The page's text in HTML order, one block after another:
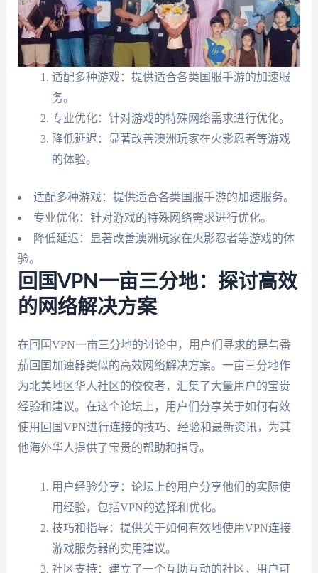
适配多种游戏：提供适合各类国服手游的加速服
务。
专业优化：针对游戏的特殊网络需求进行优化。
降低延迟：显著改善澳洲玩家在火影忍者等游戏
的体验。
适配多种游戏：提供适合各类国服手游的加速服务。
专业优化：针对游戏的特殊网络需求进行优化。
降低延迟：显著改善澳洲玩家在火影忍者等游戏的体
验。
回国VPN一亩三分地：探讨高效
的网络解决方案
在回国VPN一亩三分地的讨论中，用户们寻求的是与番
茄回国加速器类似的高效网络解决方案。一亩三分地作
为北美地区华人社区的佼佼者，汇集了大量用户的宝贵
经验和建议。在这个论坛上，用户们分享关于如何有效
使用回国VPN进行连接的技巧、经验和最新资讯，为其
他海外华人提供了宝贵的帮助和指导。
用户经验分享：论坛上的用户分享他们的实际使
用经验，包括VPN的选择和优化。
技巧和指导：提供关于如何有效地使用VPN连接
游戏服务器的实用建议。
社区支持：建立了一个互助互动的社区，用户可